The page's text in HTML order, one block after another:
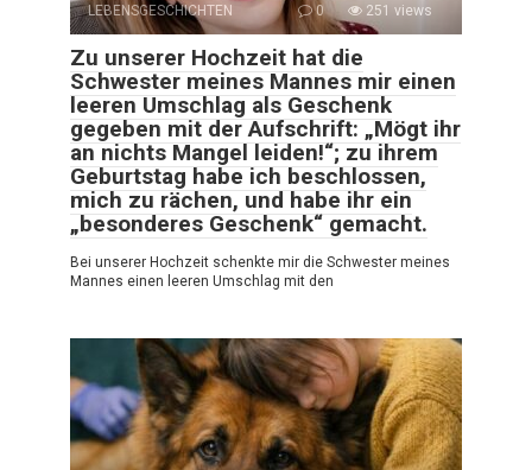
LEBENSGESCHICHTEN 0 251 views
Zu unserer Hochzeit hat die
Schwester meines Mannes mir einen
leeren Umschlag als Geschenk
gegeben mit der Aufschrift: „Mögt ihr
an nichts Mangel leiden!“; zu ihrem
Geburtstag habe ich beschlossen,
mich zu rächen, und habe ihr ein
„besonderes Geschenk“ gemacht.
Bei unserer Hochzeit schenkte mir die Schwester meines
Mannes einen leeren Umschlag mit den